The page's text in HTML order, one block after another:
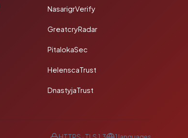
NasarigrVerify
GreatcryRadar
PitalokaSec
HelenscaTrust
DnastyjaTrust